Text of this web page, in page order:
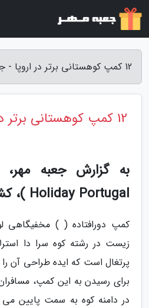
12 کمپ کوهستانی برتر در اروپا - جعبه مهر
12 کمپ کوهستانی برتر در اروپا
Holiday Portugal )، کشور پرتغال
کمپ دورافتاده ( ) مخفیگاهی
زیست در رشته کوه سرا دا
پرتغال است که ایده طراحی آن را
برای رسیدن به این کمپ،
در دامنه کوه به سمت پایین